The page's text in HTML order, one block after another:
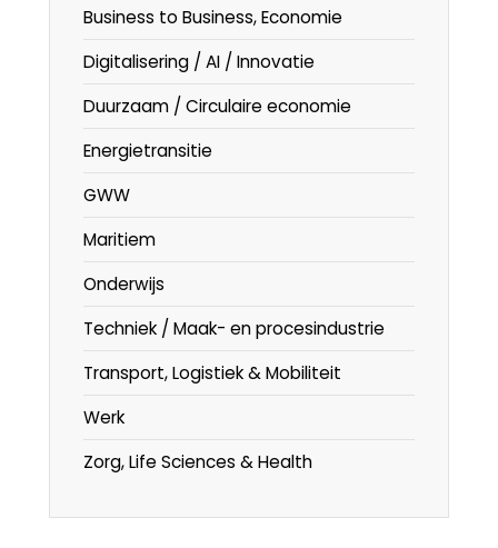
Business to Business, Economie
Digitalisering / AI / Innovatie
Duurzaam / Circulaire economie
Energietransitie
GWW
Maritiem
Onderwijs
Techniek / Maak- en procesindustrie
Transport, Logistiek & Mobiliteit
Werk
Zorg, Life Sciences & Health